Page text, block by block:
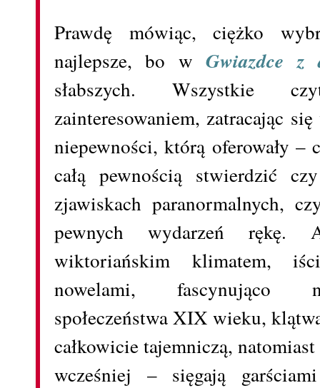
Prawdę mówiąc, ciężko
najlepsze, bo wGwiazdce z
słabszych. Wszystkie
zainteresowaniem, zatracając
niepewności, którą oferowały
całą pewnością stwierdzić
zjawiskach paranormalnych,
pewnych wydarzeń rękę.
wiktoriańskim klimatem,
nowelami, fascynująco
społeczeństwa XIX wieku,
całkowicie tajemniczą,
wcześniej – sięgają